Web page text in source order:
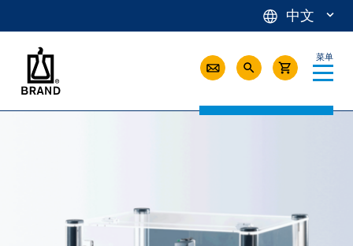
中文
菜单